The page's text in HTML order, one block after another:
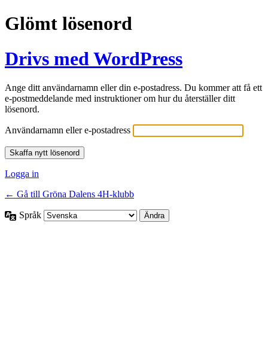
Glömt lösenord
Drivs med WordPress
Ange ditt användarnamn eller din e-postadress. Du kommer att få ett
e-postmeddelande med instruktioner om hur du återställer ditt
lösenord.
Användarnamn eller e-postadress
Logga in
← Gå till Gröna Dalens 4H-klubb
Språk